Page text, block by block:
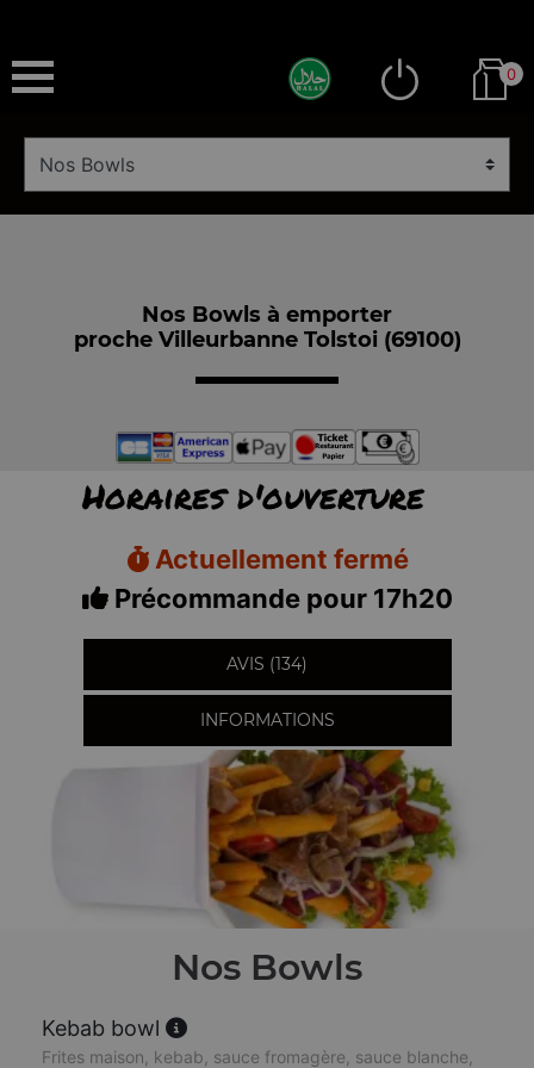
0
Nos Bowls à emporter
proche Villeurbanne Tolstoi (69100)
Horaires d'ouverture
Actuellement fermé
Précommande pour 17h20
AVIS (134)
INFORMATIONS
Nos Bowls
Kebab bowl
Frites maison, kebab, sauce fromagère, sauce blanche,